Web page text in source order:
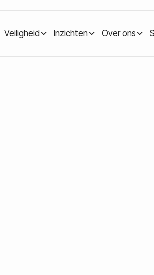
Veiligheid Inzichten Over ons